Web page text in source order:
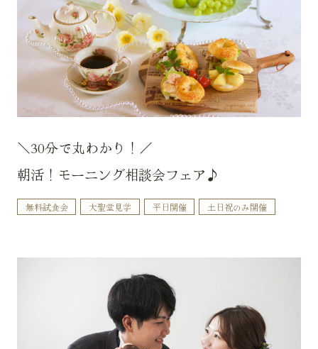
＼30分で丸わかり！／
朝活！モーニング相談会フェア♪
無料試食会 大聖堂見学 平日開催 土日祝のみ開催